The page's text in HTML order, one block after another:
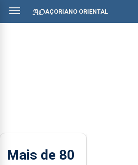
AÇORIANO ORIENTAL
Mais de 80